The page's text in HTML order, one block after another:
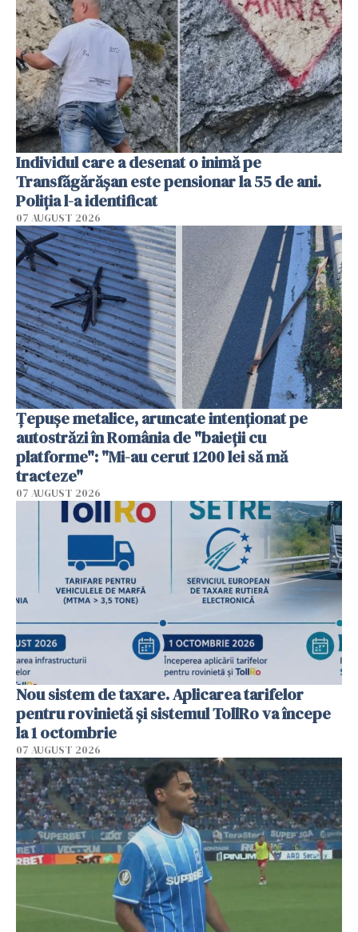
Individul care a desenat o inimă pe
Transfăgărășan este pensionar la 55 de ani.
Poliția l-a identificat
07 AUGUST 2026
Țepușe metalice, aruncate intenționat pe
autostrăzi în România de "baieții cu
platforme": "Mi-au cerut 1200 lei să mă
tracteze"
07 AUGUST 2026
Nou sistem de taxare. Aplicarea tarifelor
pentru rovinietă şi sistemul TollRo va începe
la 1 octombrie
07 AUGUST 2026